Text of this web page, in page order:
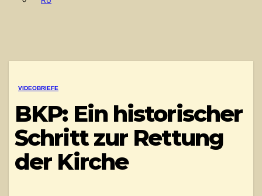
VIDEOBRIEFE
BKP: Ein historischer
Schritt zur Rettung
der Kirche